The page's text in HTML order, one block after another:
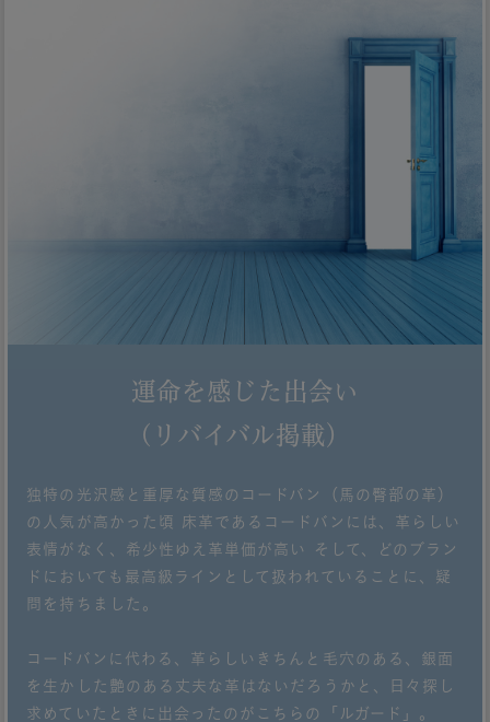
運命を感じた出会い
(リバイバル掲載）
独特の光沢感と重厚な質感のコードバン（馬の臀部の革）
の人気が高かった頃 床革であるコードバンには、革らしい
表情がなく、希少性ゆえ革単価が高い そして、どのブラン
ドにおいても最高級ラインとして扱われていることに、疑
問を持ちました。
コードバンに代わる、革らしいきちんと毛穴のある、銀面
を生かした艶のある丈夫な革はないだろうかと、日々探し
求めていたときに出会ったのがこちらの「ルガード」。